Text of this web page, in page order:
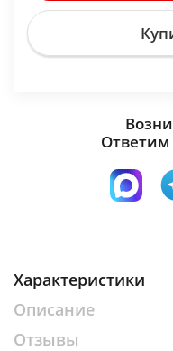
Ответим
Характеристики
Описание
Отзывы